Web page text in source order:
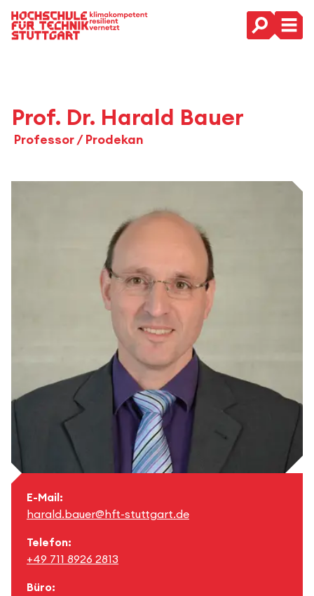
Hauptnavigation
Prof. Dr. Harald Bauer
Professor / Prodekan
E-Mail:
harald.bauer@hft-stuttgart.de
Telefon:
+49 711 8926 2813
Büro: